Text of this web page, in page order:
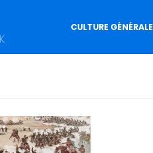
CULTURE GÉNÉRALE